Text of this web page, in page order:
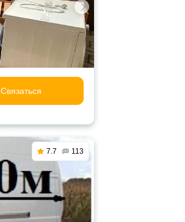
Связаться
7.7 113